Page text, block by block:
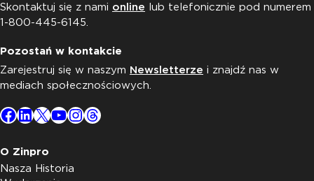
Skontaktuj się z nami online lub telefonicznie pod numerem
1-800-445-6145.
Pozostań w kontakcie
Zarejestruj się w naszym Newsletterze i znajdź nas w
mediach społecznościowych.
Facebook
LinkedIn
X YouTube
Instagram
Threads
O Zinpro
Nasza Historia